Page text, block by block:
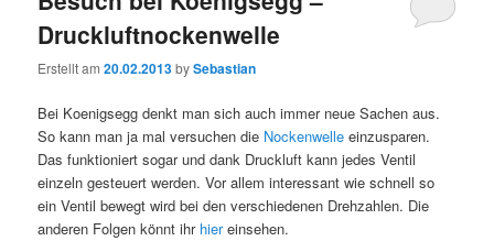
Druckluftnockenwelle
Erstellt am20.02.2013bySebastian
Bei Koenigsegg denkt man sich auch immer neue Sachen aus.
So kann man ja mal versuchen die Nockenwelle einzusparen.
Das funktioniert sogar und dank Druckluft kann jedes Ventil
einzeln gesteuert werden. Vor allem interessant wie schnell so
ein Ventil bewegt wird bei den verschiedenen Drehzahlen. Die
anderen Folgen könnt ihr hiereinsehen.